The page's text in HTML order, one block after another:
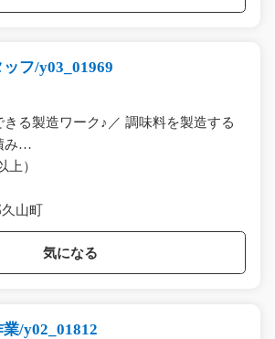
フ/y03_01969
きる製造ワーク♪／ 調味料を製造する
み…
上）
山町
気になる
/y02_01812